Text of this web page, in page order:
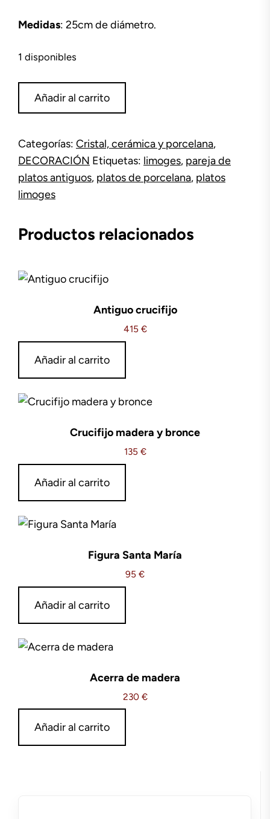
Medidas: 25cm de diámetro.
1 disponibles
cantidad
Añadir al carrito
Categorías: Cristal, cerámica y porcelana,
DECORACIÓN Etiquetas: limoges, pareja de
platos antiguos, platos de porcelana, platos
limoges
Productos relacionados
Antiguo crucifijo
415 €
Añadir al carrito
Crucifijo madera y bronce
135 €
Añadir al carrito
Figura Santa María
95 €
Añadir al carrito
Acerra de madera
230 €
Añadir al carrito